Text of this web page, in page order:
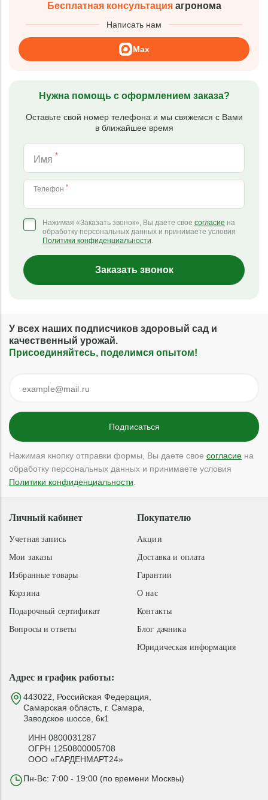
Бесплатная консультацияагронома
Написать нам
Max
Нужна помощь с оформлением заказа?
Оставьте свой номер телефона и мы свяжемся с Вами
в ближайшее время
Имя *
Телефон *
Нажимая «Заказать звонок», Вы даете свое согласие на
обработку персональных данных и принимаете условия
Политики конфиденциальности.
Заказать звонок
У всех наших подписчиков здоровый сад и
качественный урожай.
Присоединяйтесь, поделимся опытом!
Нажимая кнопку отправки формы, Вы даете свое согласие на
обработку персональных данных и принимаете условия
Политики конфиденциальности
Адрес и график работы:
443022, Российская Федерация,
Самарская область, г. Самара,
Заводское шоссе, 6к1
ИНН 0800031287
ОГРН 1250800005708
ООО «ГАРДЕНМАРТ24»
Пн-Вс: 7:00 - 19:00 (по времени Москвы)
Покупателю
Акции
Доставка и оплата
Гарантии
О нас
Контакты
Блог дачника
Юридическая информация
Личный кабинет
Учетная запись
Мои заказы
Избранные товары
Корзина
Подарочный сертификат
Вопросы и ответы